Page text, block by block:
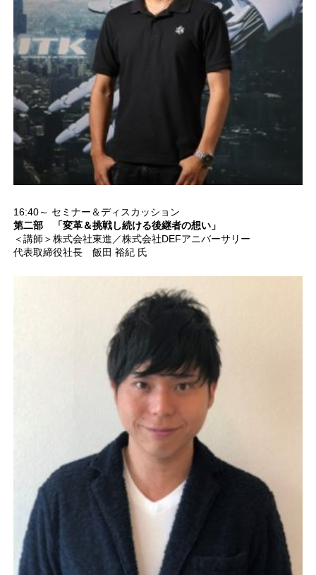
16:40～ セミナー＆ディスカッション
第二部 「変革＆挑戦し続ける後継者の想い」
＜講師＞株式会社東進／株式会社DEFアニバーサリー
代表取締役社長 飯田 裕紀 氏